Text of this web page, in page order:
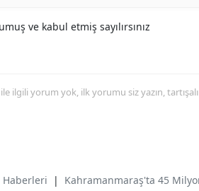
ve kabul etmiş sayılırsınız
ilgili yorum yok, ilk yorumu siz yazın,
Haberleri | Kahramanmaraş'ta 45